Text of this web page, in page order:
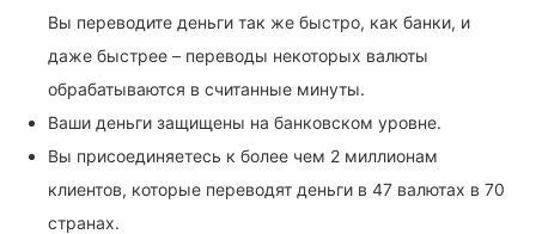
Вы переводите деньги так же быстро, как банки, и
даже быстрее – переводы некоторых валюты
обрабатываются в считанные минуты.
Ваши деньги защищены на банковском уровне.
Вы присоединяетесь к более чем 2 миллионам
клиентов, которые переводят деньги в 47 валютах в 70
странах.